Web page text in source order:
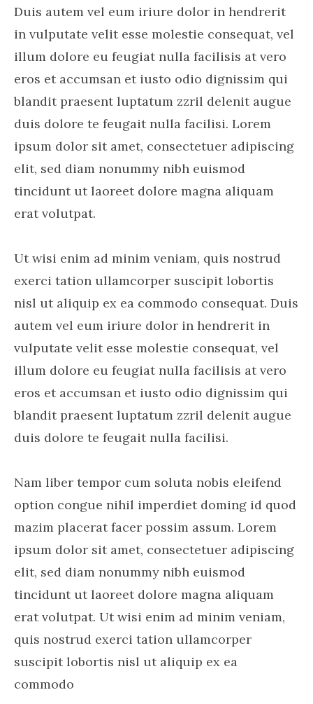
Duis autem vel eum iriure dolor in hendrerit
in vulputate velit esse molestie consequat, vel
illum dolore eu feugiat nulla facilisis at vero
eros et accumsan et iusto odio dignissim qui
blandit praesent luptatum zzril delenit augue
duis dolore te feugait nulla facilisi. Lorem
ipsum dolor sit amet, consectetuer adipiscing
elit, sed diam nonummy nibh euismod
tincidunt ut laoreet dolore magna aliquam
erat volutpat.
Ut wisi enim ad minim veniam, quis nostrud
exerci tation ullamcorper suscipit lobortis
nisl ut aliquip ex ea commodo consequat. Duis
autem vel eum iriure dolor in hendrerit in
vulputate velit esse molestie consequat, vel
illum dolore eu feugiat nulla facilisis at vero
eros et accumsan et iusto odio dignissim qui
blandit praesent luptatum zzril delenit augue
duis dolore te feugait nulla facilisi.
Nam liber tempor cum soluta nobis eleifend
option congue nihil imperdiet doming id quod
mazim placerat facer possim assum. Lorem
ipsum dolor sit amet, consectetuer adipiscing
elit, sed diam nonummy nibh euismod
tincidunt ut laoreet dolore magna aliquam
erat volutpat. Ut wisi enim ad minim veniam,
quis nostrud exerci tation ullamcorper
suscipit lobortis nisl ut aliquip ex ea
commodo